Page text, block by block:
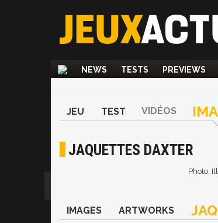
NEWS TESTS PREVIEWS
JEU TEST VIDÉOS
JAQUETTES DAXTER
Photo,
IMAGES ARTWORKS